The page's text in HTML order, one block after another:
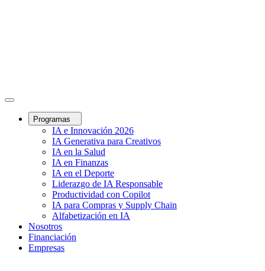
Programas
IA e Innovación 2026
IA Generativa para Creativos
IA en la Salud
IA en Finanzas
IA en el Deporte
Liderazgo de IA Responsable
Productividad con Copilot
IA para Compras y Supply Chain
Alfabetización en IA
Nosotros
Financiación
Empresas